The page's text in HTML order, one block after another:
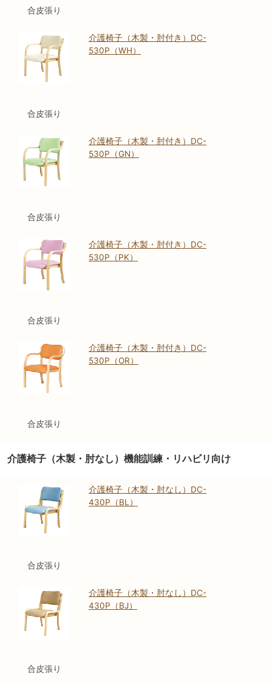
合皮張り
合皮張り
介護椅子（木製・肘付き）DC-
530P（WH）
合皮張り
介護椅子（木製・肘付き）DC-
530P（GN）
合皮張り
介護椅子（木製・肘付き）DC-
530P（PK）
合皮張り
介護椅子（木製・肘付き）DC-
530P（OR）
介護椅子（木製・肘なし）機能訓練・リハビリ向け
合皮張り
介護椅子（木製・肘なし）DC-
430P（BL）
合皮張り
介護椅子（木製・肘なし）DC-
430P（BJ）